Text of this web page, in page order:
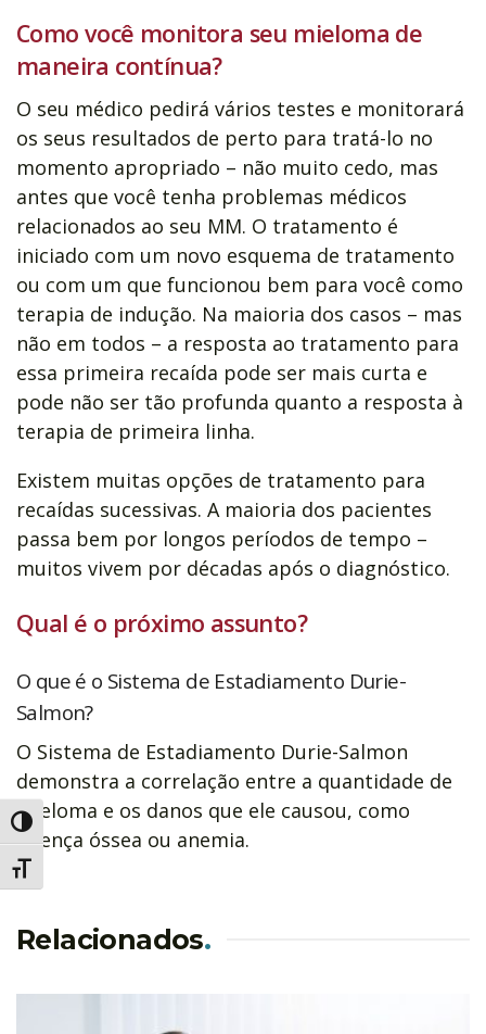
Alternar alto contraste
Alternar tamanho da fonte
Como você monitora seu mieloma de
maneira contínua?
O seu médico pedirá vários testes e monitorará
os seus resultados de perto para tratá-lo no
momento apropriado – não muito cedo, mas
antes que você tenha problemas médicos
relacionados ao seu MM. O tratamento é
iniciado com um novo esquema de tratamento
ou com um que funcionou bem para você como
terapia de indução. Na maioria dos casos – mas
não em todos – a resposta ao tratamento para
essa primeira recaída pode ser mais curta e
pode não ser tão profunda quanto a resposta à
terapia de primeira linha.
Existem muitas opções de tratamento para
recaídas sucessivas. A maioria dos pacientes
passa bem por longos períodos de tempo –
muitos vivem por décadas após o diagnóstico.
Qual é o próximo assunto?
O que é o Sistema de Estadiamento Durie-
Salmon?
O Sistema de Estadiamento Durie-Salmon
demonstra a correlação entre a quantidade de
mieloma e os danos que ele causou, como
doença óssea ou anemia.
Relacionados.